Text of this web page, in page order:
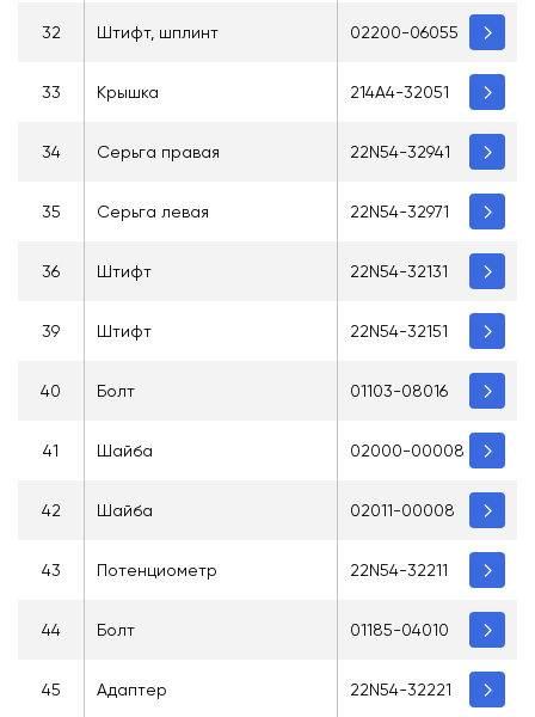
32 Штифт, шплинт 02200-06055
33 Крышка 214A4-32051
34 Серьга правая 22N54-32941
35 Серьга левая 22N54-32971
36 Штифт 22N54-32131
39 Штифт 22N54-32151
40 Болт 01103-08016
41 Шайба 02000-00008
42 Шайба 02011-00008
43 Потенциометр 22N54-32211
44 Болт 01185-04010
45 Адаптер 22N54-32221